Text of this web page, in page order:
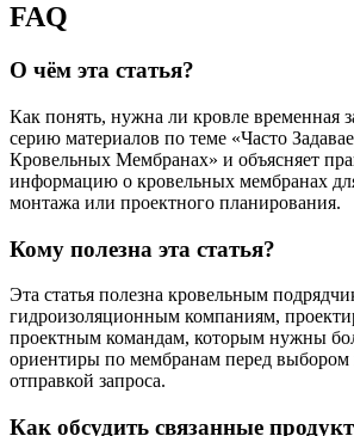
FAQ
О чём эта статья?
Как понять, нужна ли кровле временная
серию материалов по теме «Часто
Кровельных Мембранах» и объясняет
информацию о кровельных мембранах
монтажа или проектного планирования.
Кому полезна эта статья?
Эта статья полезна кровельным
гидроизоляционным компаниям,
проектным командам, которым нужны
ориентиры по мембранам перед выбором
отправкой запроса.
Как обсудить связанные